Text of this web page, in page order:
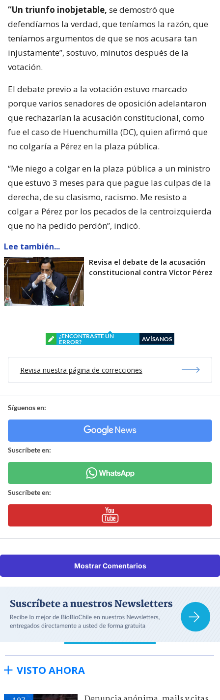
“Un triunfo inobjetable, se demostró que
defendíamos la verdad, que teníamos la razón, que
teníamos argumentos de que se nos acusara tan
injustamente”, sostuvo, minutos después de la
votación.
El debate previo a la votación estuvo marcado
porque varios senadores de oposición adelantaron
que rechazarían la acusación constitucional, como
fue el caso de Huenchumilla (DC), quien afirmó que
no colgaría a Pérez en la plaza pública.
“Me niego a colgar en la plaza pública a un ministro
que estuvo 3 meses para que pague las culpas de la
derecha, de su clasismo, racismo. Me resisto a
colgar a Pérez por los pecados de la centroizquierda
que no ha pedido perdón”, indicó.
Lee también...
Revisa el debate de la acusación
constitucional contra Víctor Pérez
¿ENCONTRASTE UN
ERROR?
AVÍSANOS
Revisa nuestra página de correcciones
Síguenos en:
Suscríbete en:
Suscríbete en:
Mostrar Comentarios
VISTO AHORA